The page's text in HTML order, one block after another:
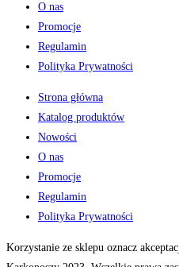
O nas
Promocje
Regulamin
Polityka Prywatności
Strona główna
Katalog produktów
Nowości
O nas
Promocje
Regulamin
Polityka Prywatności
Korzystanie ze sklepu oznacz